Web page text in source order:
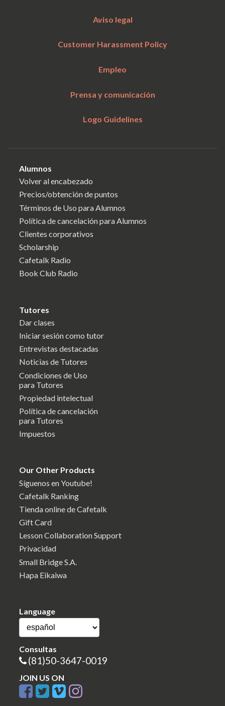
Aviso legal
Customer Harassment Policy
Empleo
Prensa y comunicación
Logo Guidelines
Alumnos
Volver al encabezado
Precios/obtención de puntos
Términos de Uso para Alumnos
Política de cancelación para Alumnos
Clientes corporativos
Scholarship
Cafetalk Radio
Book Club Radio
Tutores
Dar clases
Iniciar sesión como tutor
Entrevistas destacadas
Noticias de Tutores
Condiciones de Uso
para Tutores
Propiedad intelectual
Política de cancelación
para Tutores
Impuestos
Our Other Products
Síguenos en Youtube!
Cafetalk Ranking
Tienda online de Cafetalk
Gift Card
Lesson Collaboration Support
Privacidad
Small Bridge S.A.
Hapa Eikaiwa
Language
Consultas
(81)50-3647-0019
JOIN US ON